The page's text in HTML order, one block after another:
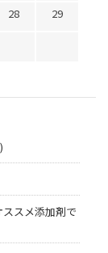
28
29
スメ添加剤で